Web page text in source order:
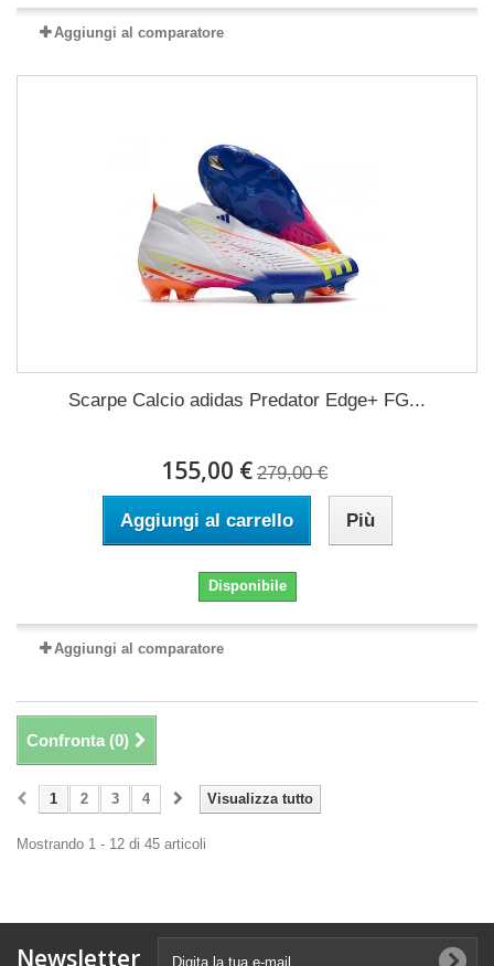
Aggiungi al comparatore
Scarpe Calcio adidas Predator Edge+ FG...
155,00 € 279,00 €
Aggiungi al carrello Più
Disponibile
Aggiungi al comparatore
Confronta (0)
Visualizza tutto
1 2 3 4
Mostrando 1 - 12 di 45 articoli
Newsletter